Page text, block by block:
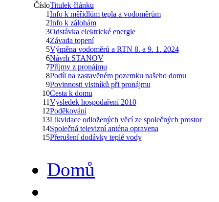
ČísloTitulek článku
1Info k měřidlům tepla a vodoměrům
2Info k zálohám
3Odstávka elektrické energie
4Závada topení
5Výměna vodoměrů a RTN 8. a 9. 1. 2024
6Návrh STANOV
7Příjmy z pronájmu
8Podíl na zastavěném pozemku našeho domu
9Povinnosti vlstníků při pronájmu
10Cesta k domu
11Výsledek hospodaření 2010
12Poděkování
13Likvidace odložených věcí ze společných prostor
14Společná televizní anténa opravena
15Přerušení dodávky teplé vody
Domů